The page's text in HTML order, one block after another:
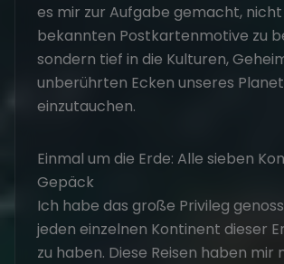
es mir zur Aufgabe gemacht,
bekannten Postkartenmotive zu
sondern tief in die Kulturen,
unberührten Ecken unseres
einzutauchen.
Einmal um die Erde: Alle sieben
Gepäck
Ich habe das große Privileg
jeden einzelnen Kontinent dieser
zu haben. Diese Reisen haben mir